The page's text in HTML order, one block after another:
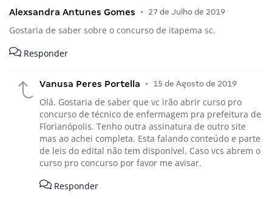
Alexsandra Antunes Gomes • 27 de Julho de 2019
Gostaria de saber sobre o concurso de itapema sc.
Responder
Vanusa Peres Portella • 15 de Agosto de 2019
Olá. Gostaria de saber que vc irão abrir curso pro
concurso de técnico de enfermagem pra prefeitura de
Florianópolis. Tenho outra assinatura de outro site
mas ao achei completa. Esta falando conteúdo e parte
de leis do edital não tem disponível. Caso vcs abrem o
curso pro concurso por favor me avisar.
Responder